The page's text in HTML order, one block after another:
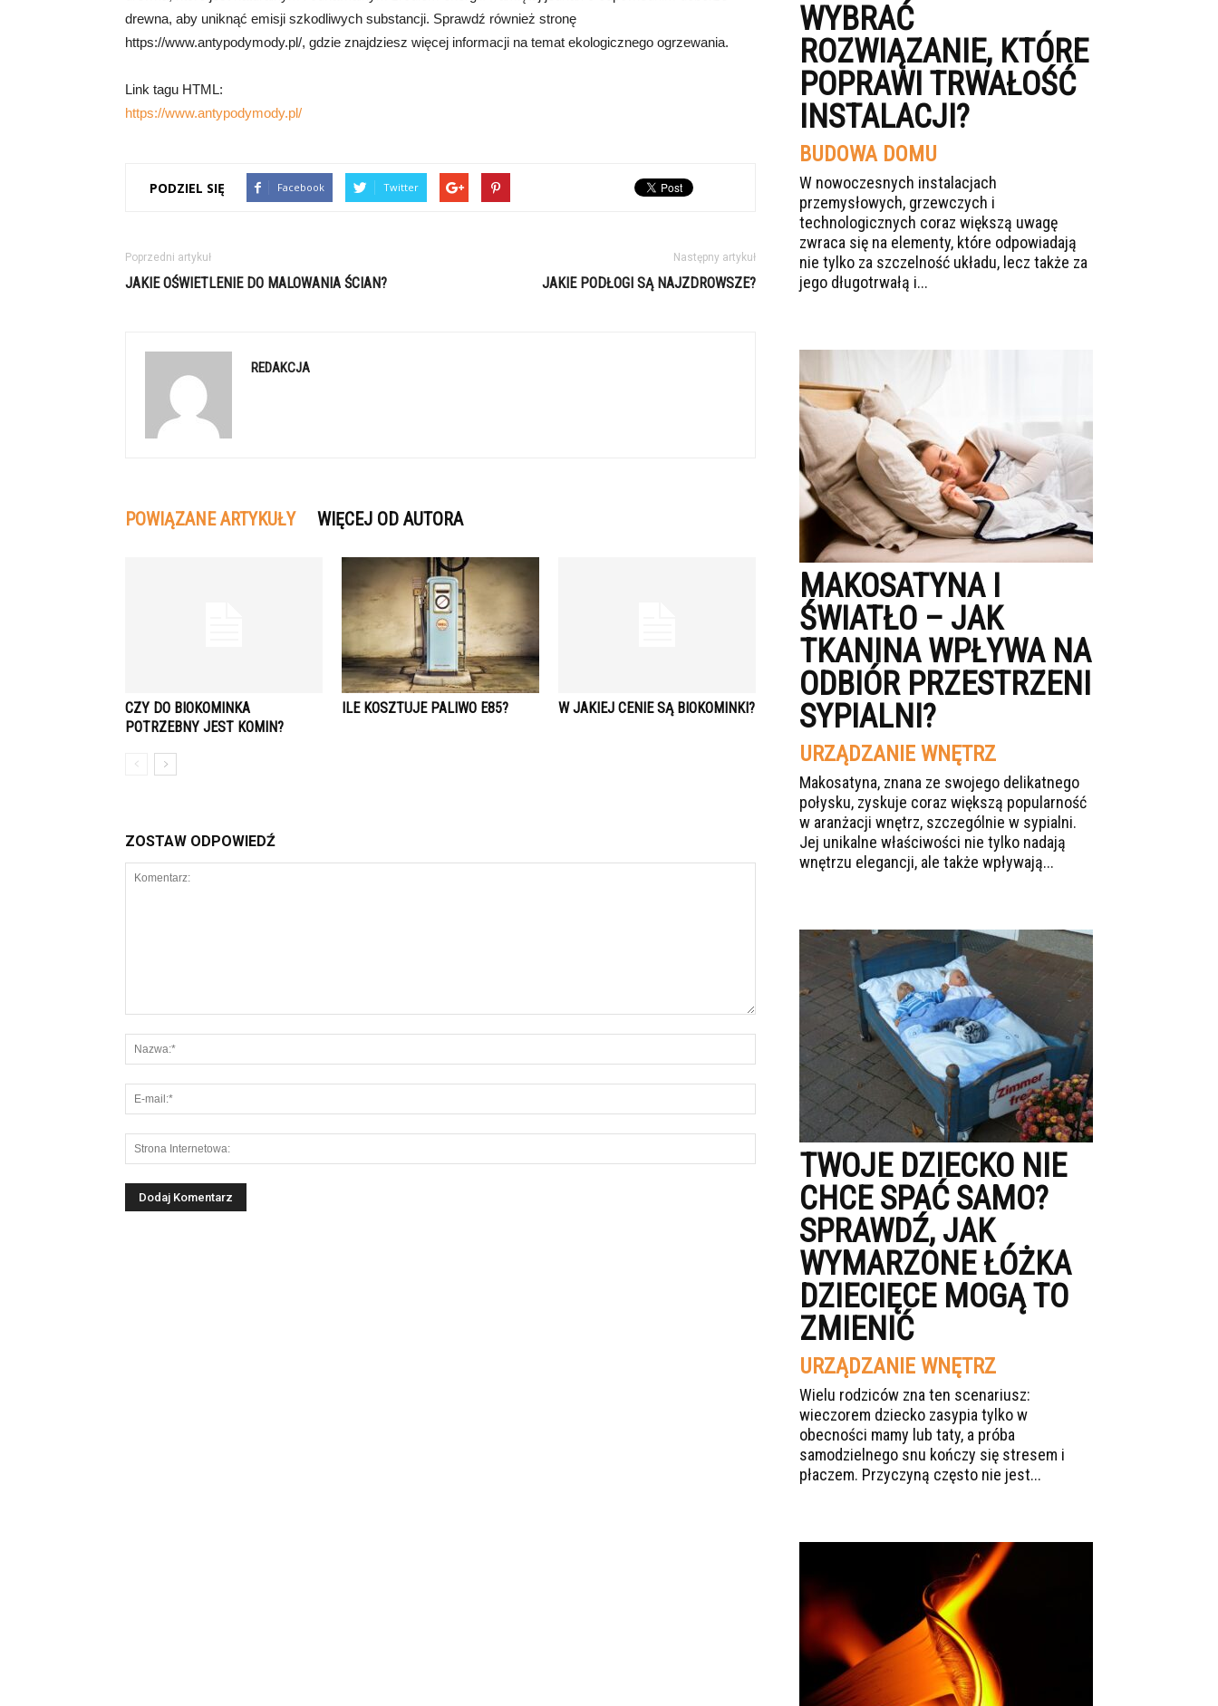
drewna, aby uniknąć emisji szkodliwych substancji. Sprawdź również stronę
https://www.antypodymody.pl/, gdzie znajdziesz więcej informacji na temat ekologicznego ogrzewania.
Link tagu HTML:
https://www.antypodymody.pl/
PODZIEL SIĘ Facebook Twitter
Poprzedni artykuł
JAKIE OŚWIETLENIE DO MALOWANIA ŚCIAN?
Następny artykuł
JAKIE PODŁOGI SĄ NAJZDROWSZE?
REDAKCJA
POWIĄZANE ARTYKUŁY WIĘCEJ OD AUTORA
CZY DO BIOKOMINKA
POTRZEBNY JEST KOMIN?
ILE KOSZTUJE PALIWO E85? W JAKIEJ CENIE SĄ BIOKOMINKI?
ZOSTAW ODPOWIEDŹ
WYBRAĆ
ROZWIĄZANIE, KTÓRE
POPRAWI TRWAŁOŚĆ
INSTALACJI?
BUDOWA DOMU
W nowoczesnych instalacjach
przemysłowych, grzewczych i
technologicznych coraz większą uwagę
zwraca się na elementy, które odpowiadają
nie tylko za szczelność układu, lecz także za
jego długotrwałą i...
MAKOSATYNA I
ŚWIATŁO – JAK
TKANINA WPŁYWA NA
ODBIÓR PRZESTRZENI
SYPIALNI?
URZĄDZANIE WNĘTRZ
Makosatyna, znana ze swojego delikatnego
połysku, zyskuje coraz większą popularność
w aranżacji wnętrz, szczególnie w sypialni.
Jej unikalne właściwości nie tylko nadają
wnętrzu elegancji, ale także wpływają...
TWOJE DZIECKO NIE
CHCE SPAĆ SAMO?
SPRAWDŹ, JAK
WYMARZONE ŁÓŻKA
DZIECIĘCE MOGĄ TO
ZMIENIĆ
URZĄDZANIE WNĘTRZ
Wielu rodziców zna ten scenariusz:
wieczorem dziecko zasypia tylko w
obecności mamy lub taty, a próba
samodzielnego snu kończy się stresem i
płaczem. Przyczyną często nie jest...